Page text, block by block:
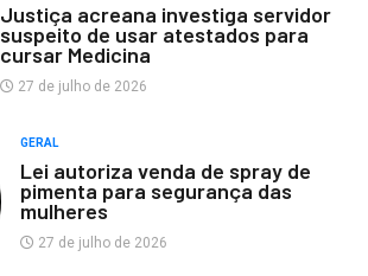
Justiça acreana investiga servidor
suspeito de usar atestados para
cursar Medicina
27 de julho de 2026
GERAL
Lei autoriza venda de spray de
pimenta para segurança das
mulheres
27 de julho de 2026